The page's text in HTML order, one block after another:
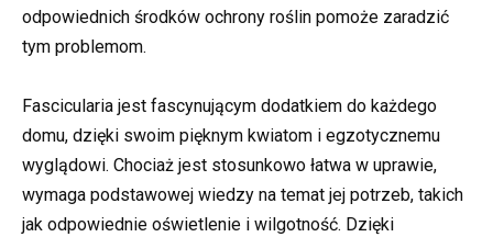
odpowiednich środków ochrony roślin pomoże zaradzić
tym problemom.
Fascicularia jest fascynującym dodatkiem do każdego
domu, dzięki swoim pięknym kwiatom i egzotycznemu
wyglądowi. Chociaż jest stosunkowo łatwa w uprawie,
wymaga podstawowej wiedzy na temat jej potrzeb, takich
jak odpowiednie oświetlenie i wilgotność. Dzięki